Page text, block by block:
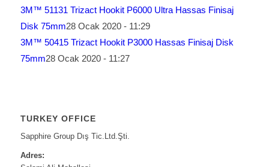
3M™ 51131 Trizact Hookit P6000 Ultra Hassas Finisaj
Disk 75mm28 Ocak 2020 - 11:29
3M™ 50415 Trizact Hookit P3000 Hassas Finisaj Disk
75mm28 Ocak 2020 - 11:27
TURKEY OFFICE
Sapphire Group Dış Tic.Ltd.Şti.
Adres: